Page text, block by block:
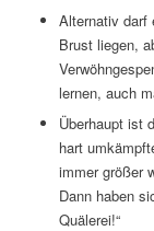
Alternativ darf
Brust liegen,
lernen, auch
Überhaupt ist
hart
immer größer
Dann haben
Quälerei!“